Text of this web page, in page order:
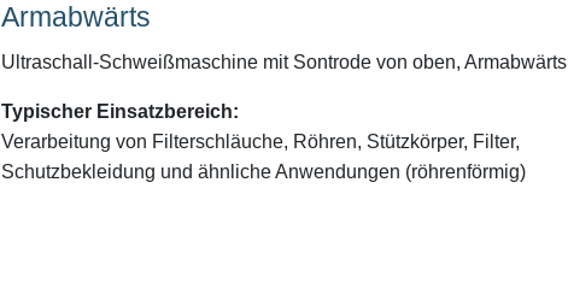
Armabwärts
Ultraschall-Schweißmaschine mit Sontrode von oben, Armabwärts
Typischer Einsatzbereich:
Verarbeitung von Filterschläuche, Röhren, Stützkörper, Filter,
Schutzbekleidung und ähnliche Anwendungen (röhrenförmig)